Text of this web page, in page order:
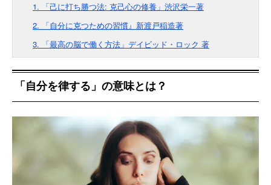
1. 「己に打ち勝つ法: 克己心の修養」渋沢栄一著
2. 「自分に克つための習慣』新渡戸稲造著
3. 「最高の脳で働く方法」デイビッド・ロック 著
「自分を律する」の意味とは？